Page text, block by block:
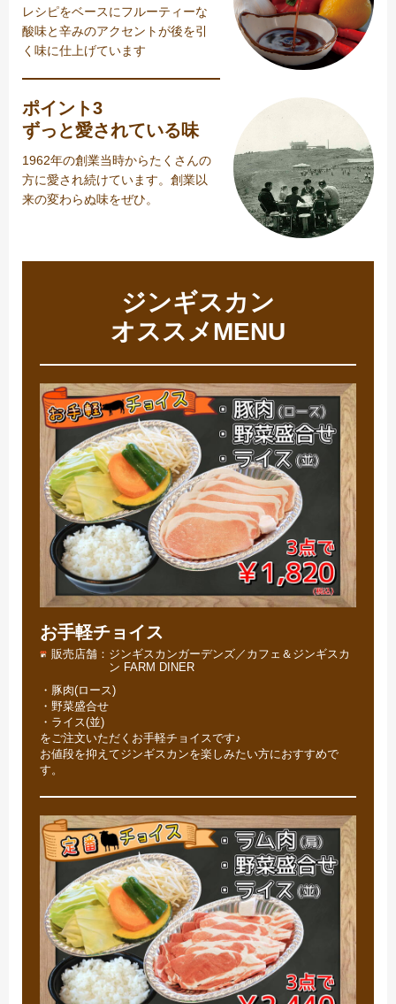
レシピをベースにフルーティーな
酸味と辛みのアクセントが後を引
く味に仕上げています
ポイント3
ずっと愛されている味
1962年の創業当時からたくさんの
方に愛され続けています。創業以
来の変わらぬ味をぜひ。
ジンギスカン
オススメMENU
お手軽チョイス
販売店舗
ジンギスカンガーデンズ／カフェ＆ジンギスカ
ン FARM DINER
・豚肉(ロース)
・野菜盛合せ
・ライス(並)
をご注文いただくお手軽チョイスです♪
お値段を抑えてジンギスカンを楽しみたい方におすすめで
す。